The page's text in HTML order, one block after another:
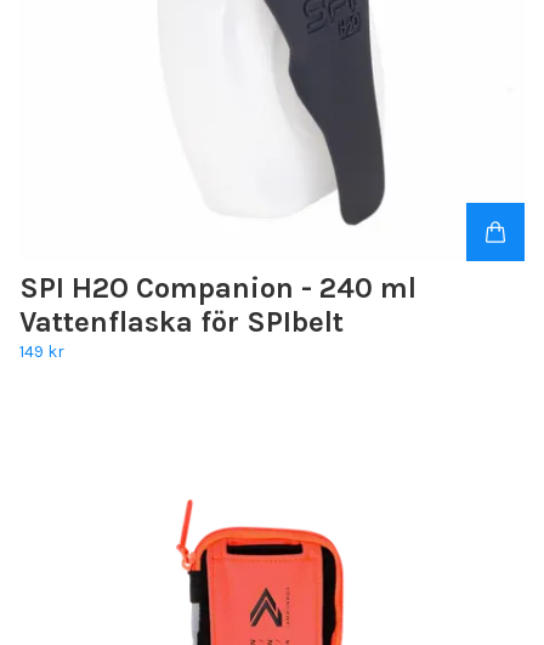
SPI H2O Companion - 240 ml
Vattenflaska för SPIbelt
149 kr